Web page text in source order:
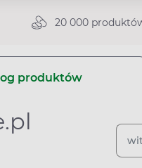
20 000
produktów